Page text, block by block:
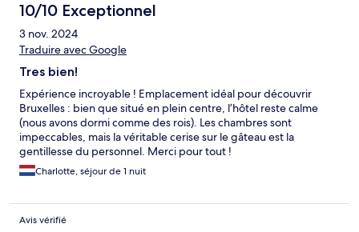
10/10 Exceptionnel
3 nov. 2024
Traduire avec Google
Tres bien!
Expérience incroyable ! Emplacement idéal pour découvrir
Bruxelles : bien que situé en plein centre, l’hôtel reste calme
(nous avons dormi comme des rois). Les chambres sont
impeccables, mais la véritable cerise sur le gâteau est la
gentillesse du personnel. Merci pour tout !
Charlotte, séjour de 1 nuit
Avis vérifié